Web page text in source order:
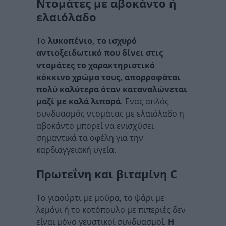
Ντομάτες με αβοκάντο ή
ελαιόλαδο
Το λυκοπένιο, το ισχυρό
αντιοξειδωτικό που δίνει στις
ντομάτες το χαρακτηριστικό
κόκκινο χρώμα τους, απορροφάται
πολύ καλύτερα όταν καταναλώνεται
μαζί με καλά λιπαρά. Ένας απλός
συνδυασμός ντομάτας με ελαιόλαδο ή
αβοκάντο μπορεί να ενισχύσει
σημαντικά τα οφέλη για την
καρδιαγγειακή υγεία.
Πρωτεΐνη και βιταμίνη C
Το γιαούρτι με μούρα, το ψάρι με
λεμόνι ή το κοτόπουλο με πιπεριές δεν
είναι μόνο γευστικοί συνδυασμοί. Η